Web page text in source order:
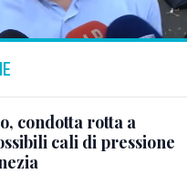
condotta rotta a
cali di pressione